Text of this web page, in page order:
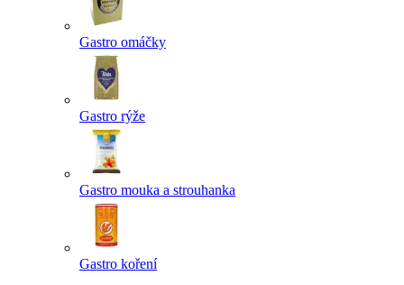
Gastro omáčky
Gastro rýže
Gastro mouka a strouhanka
Gastro koření